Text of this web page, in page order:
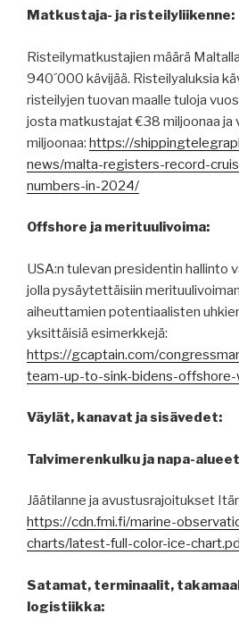
Matkustaja- ja risteilyliikenne:
Risteilymatkustajien määrä
940´000 kävijää. Risteilyaluksia
risteilyjen tuovan maalle tuloja
josta matkustajat €38 miljoonaa
miljoonaa: https://
news/malta-registers-record-
numbers-in-2024/
Offshore ja merituulivoima:
USA:n tulevan presidentin hallinto
jolla pysäytettäisiin
aiheuttamien potentiaalisten
yksittäisiä esimerkkejä:
https://gcaptain.com/
team-up-to-sink-bidens-
Väylät, kanavat ja sisävedet:
Talvimerenkulku ja napa-
Jäätilanne ja avustusrajoitukset
https://cdn.fmi.fi/marine-
charts/latest-full-color-ice-
Satamat, terminaalit,
logistiikka: